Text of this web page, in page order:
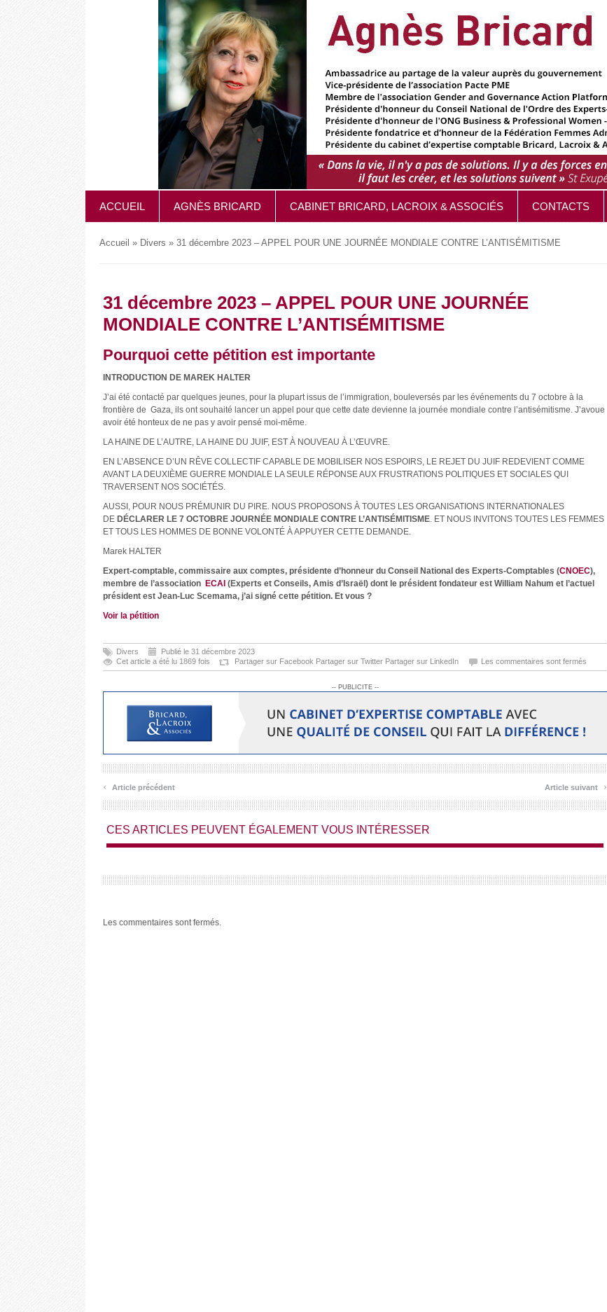
ACCUEIL AGNÈS BRICARD CABINET BRICARD, LACROIX & ASSOCIÉS CONTACTS
Accueil » Divers » 31 décembre 2023 – APPEL POUR UNE JOURNÉE MONDIALE CONTRE L’ANTISÉMITISME
31 décembre 2023 – APPEL POUR UNE JOURNÉE
MONDIALE CONTRE L’ANTISÉMITISME
Pourquoi cette pétition est importante
INTRODUCTION DE MAREK HALTER
J’ai été contacté par quelques jeunes, pour la plupart issus de l’immigration, bouleversés par les événements du 7 octobre à la
frontière de Gaza, ils ont souhaité lancer un appel pour que cette date devienne la journée mondiale contre l’antisémitisme. J’avoue
avoir été honteux de ne pas y avoir pensé moi-même.
LA HAINE DE L’AUTRE, LA HAINE DU JUIF, EST À NOUVEAU À L’ŒUVRE.
EN L’ABSENCE D’UN RÊVE COLLECTIF CAPABLE DE MOBILISER NOS ESPOIRS, LE REJET DU JUIF REDEVIENT COMME
AVANT LA DEUXIÈME GUERRE MONDIALE LA SEULE RÉPONSE AUX FRUSTRATIONS POLITIQUES ET SOCIALES QUI
TRAVERSENT NOS SOCIÉTÉS.
AUSSI, POUR NOUS PRÉMUNIR DU PIRE. NOUS PROPOSONS À TOUTES LES ORGANISATIONS INTERNATIONALES
DE DÉCLARER LE 7 OCTOBRE JOURNÉE MONDIALE CONTRE L’ANTISÉMITISME. ET NOUS INVITONS TOUTES LES FEMMES
ET TOUS LES HOMMES DE BONNE VOLONTÉ À APPUYER CETTE DEMANDE.
Marek HALTER
Expert-comptable, commissaire aux comptes, présidente d’honneur du Conseil National des Experts-Comptables (CNOEC),
membre de l’association ECAI (Experts et Conseils, Amis d’Israël) dont le président fondateur est William Nahum et l’actuel
président est Jean-Luc Scemama, j’ai signé cette pétition. Et vous ?
Voir la pétition
Divers
Publié le 31 décembre 2023
Cet article a été lu 1869 fois
Partager sur Facebook Partager sur Twitter Partager sur LinkedIn Les commentaires sont fermés
-- PUBLICITE --
‹ Article précédent Article suivant ›
CES ARTICLES PEUVENT ÉGALEMENT VOUS INTÉRESSER
Les commentaires sont fermés.